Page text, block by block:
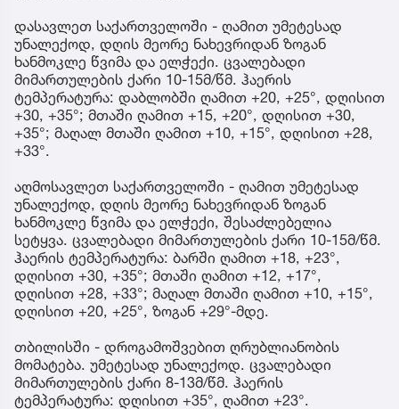
დასავლეთ საქართველოში - ღამით უმეტესად
უნალექოდ, დღის მეორე ნახევრიდან ზოგან
ხანმოკლე წვიმა და ელჭექი. ცვალებადი
მიმართულების ქარი 10-15მ/წმ. ჰაერის
ტემპერატურა: დაბლობში ღამით +20, +25°, დღისით
+30, +35°; მთაში ღამით +15, +20°, დღისით +30,
+35°; მაღალ მთაში ღამით +10, +15°, დღისით +28,
+33°.
აღმოსავლეთ საქართველოში - ღამით უმეტესად
უნალექოდ, დღის მეორე ნახევრიდან ზოგან
ხანმოკლე წვიმა და ელჭექი, შესაძლებელია
სეტყვა. ცვალებადი მიმართულების ქარი 10-15მ/წმ.
ჰაერის ტემპერატურა: ბარში ღამით +18, +23°,
დღისით +30, +35°; მთაში ღამით +12, +17°,
დღისით +28, +33°; მაღალ მთაში ღამით +10, +15°,
დღისით +20, +25°, ზოგან +29°-მდე.
თბილისში - დროგამოშვებით ღრუბლიანობის
მომატება. უმეტესად უნალექოდ. ცვალებადი
მიმართულების ქარი 8-13მ/წმ. ჰაერის
ტემპერატურა: დღისით +35°, ღამით +23°.